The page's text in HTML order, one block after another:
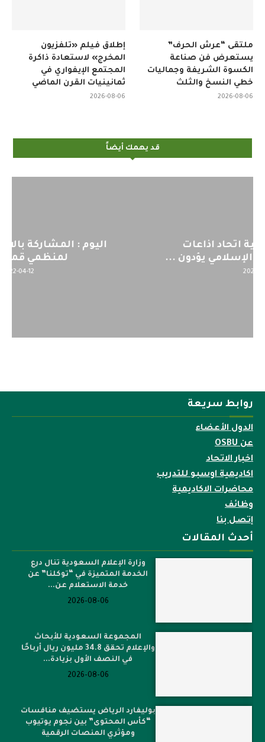
إطلاق فيلم «تلفزيون
المخرج» لاستعادة ذاكرة
المجتمع الإيفواري في
ثمانينيات القرن الماضي
2026-08-06
ملتقى “عرش الحرف”
يستعرض فن صناعة
الكسوة الشريفة وجماليات
خطي النسخ والثلث
2026-08-06
قد يهمك أيضاً
اليوم : المشاركة بالاجتماع التحضيري
لمنظمي قمة اسيا...
روابط سريعة
الدول الأعضاء
عن OSBU
اخبار الاتحاد
اكاديمية اوسبو للتدريب
محاضرات الاكاديمية
وظائف
إتصل بنا
أحدث المقالات
وزارة الإعلام السعودية تنال درع
الخدمة المتميزة في “توكلنا” عن
خدمة الاستعلام عن...
2026-08-06
المجموعة السعودية للأبحاث
والإعلام تحقق 34.8 مليون ريال أرباحًا
في النصف الأول بزيادة...
2026-08-06
بوليفارد الرياض يستضيف منافسات
“كأس المحتوى” بين نجوم يوتيوب
ومؤثري المنصات الرقمية